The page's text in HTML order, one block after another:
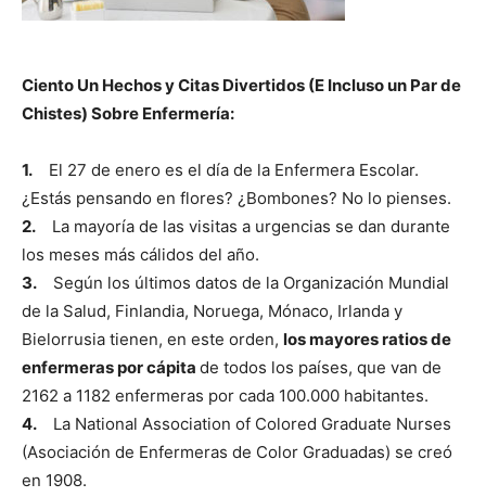
Ciento Un Hechos y Citas Divertidos (E Incluso un Par de
Chistes) Sobre Enfermería:
1. El 27 de enero es el día de la Enfermera Escolar.
¿Estás pensando en flores? ¿Bombones? No lo pienses.
2. La mayoría de las visitas a urgencias se dan durante
los meses más cálidos del año.
3. Según los últimos datos de la Organización Mundial
de la Salud, Finlandia, Noruega, Mónaco, Irlanda y
Bielorrusia tienen, en este orden, los mayores ratios de
enfermeras por cápita de todos los países, que van de
2162 a 1182 enfermeras por cada 100.000 habitantes.
4. La National Association of Colored Graduate Nurses
(Asociación de Enfermeras de Color Graduadas) se creó
en 1908.